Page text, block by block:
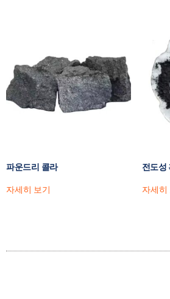
파운드리 콜라
자세히 보기
전도성
자세히